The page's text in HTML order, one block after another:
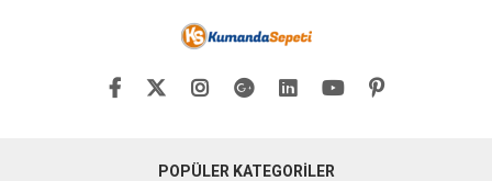
POPÜLER KATEGORİLER